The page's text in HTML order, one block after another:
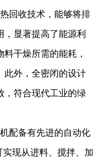
回收技术，能够将排
显著提高了能源利
干燥所需的能耗，
此外，全密闭的设计
，符合现代工业的绿
配备有先进的自动化
现从进料、搅拌、加